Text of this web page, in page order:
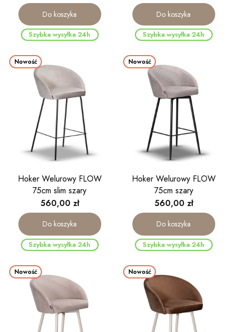
Do koszyka
Szybka wysyłka 24h
Do koszyka
Szybka wysyłka 24h
Nowość
Hoker Welurowy FLOW
75cm slim szary
Cena
560,00 zł
Do koszyka
Szybka wysyłka 24h
Nowość
Hoker Welurowy FLOW
75cm szary
Cena
560,00 zł
Do koszyka
Szybka wysyłka 24h
Nowość Nowość